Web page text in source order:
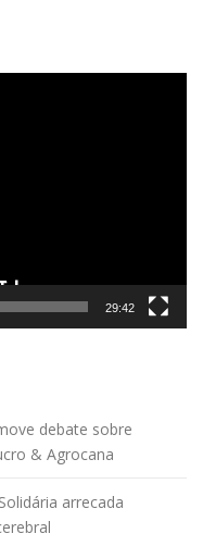
29:42
debate sobre
& Agrocana
arrecada